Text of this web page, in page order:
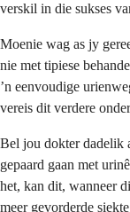
verskil in die sukses
Moenie wag as jy
nie met tipiese
’n eenvoudige
vereis dit verdere
Bel jou dokter dadelik
gepaard gaan met
het, kan dit, wanneer
meer gevorderde